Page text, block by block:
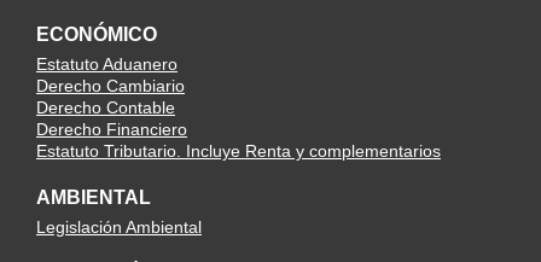
ECONÓMICO
Estatuto Aduanero
Derecho Cambiario
Derecho Contable
Derecho Financiero
Estatuto Tributario. Incluye Renta y complementarios
AMBIENTAL
Legislación Ambiental